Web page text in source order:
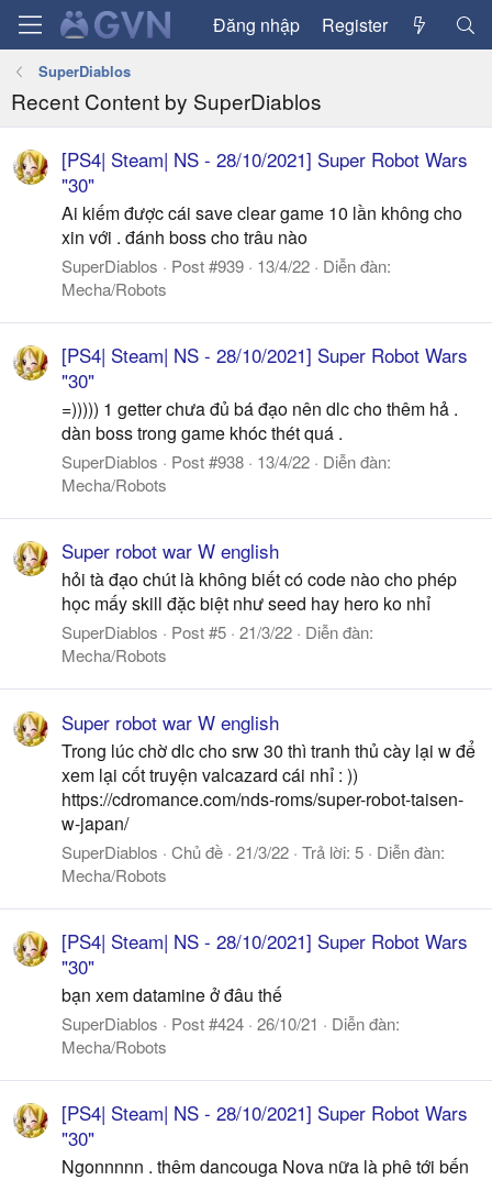
Đăng nhập Register
SuperDiablos
Recent Content by SuperDiablos
[PS4| Steam| NS - 28/10/2021] Super Robot Wars
"30"
Ai kiếm được cái save clear game 10 lần không cho
xin với . đánh boss cho trâu nào
SuperDiablos Post #939 13/4/22
Diễn đàn:
Mecha/Robots
[PS4| Steam| NS - 28/10/2021] Super Robot Wars
"30"
=))))) 1 getter chưa đủ bá đạo nên dlc cho thêm hả .
dàn boss trong game khóc thét quá .
SuperDiablos Post #938 13/4/22
Diễn đàn:
Mecha/Robots
Super robot war W english
hỏi tà đạo chút là không biết có code nào cho phép
học mấy skill đặc biệt như seed hay hero ko nhỉ
SuperDiablos Post #5 21/3/22
Diễn đàn:
Mecha/Robots
Super robot war W english
Trong lúc chờ dlc cho srw 30 thì tranh thủ cày lại w để
xem lại cốt truyện valcazard cái nhỉ : ))
https://cdromance.com/nds-roms/super-robot-taisen-
w-japan/
SuperDiablos Chủ đề 21/3/22 Trả lời: 5
Diễn đàn:
Mecha/Robots
[PS4| Steam| NS - 28/10/2021] Super Robot Wars
"30"
bạn xem datamine ở đâu thế
SuperDiablos Post #424 26/10/21
Diễn đàn:
Mecha/Robots
[PS4| Steam| NS - 28/10/2021] Super Robot Wars
"30"
Ngonnnnn . thêm dancouga Nova nữa là phê tới bến